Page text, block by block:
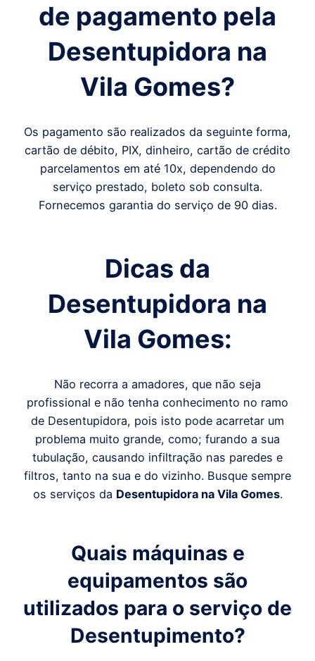
de pagamento pela
Desentupidora na
Vila Gomes?
Os pagamento são realizados da seguinte forma,
cartão de débito, PIX, dinheiro, cartão de crédito
parcelamentos em até 10x, dependendo do
serviço prestado, boleto sob consulta.
Fornecemos garantia do serviço de 90 dias.
Dicas da
Desentupidora na
Vila Gomes:
Não recorra a amadores, que não seja
profissional e não tenha conhecimento no ramo
de Desentupidora, pois isto pode acarretar um
problema muito grande, como; furando a sua
tubulação, causando infiltração nas paredes e
filtros, tanto na sua e do vizinho. Busque sempre
os serviços da Desentupidora na Vila Gomes.
Quais máquinas e
equipamentos são
utilizados para o serviço de
Desentupimento?